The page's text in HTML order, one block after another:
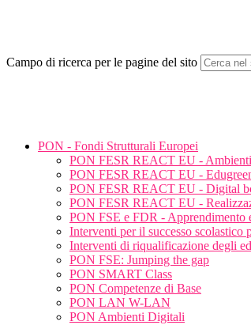
Campo di ricerca per le pagine del sito
PON - Fondi Strutturali Europei
PON FESR REACT EU -
PON FESR REACT EU -
PON FESR REACT EU - Digital
PON FESR REACT EU -
PON FSE e FDR - Apprendimento
Interventi per il successo scolastico
Interventi di riqualificazione degli
PON FSE: Jumping the gap
PON SMART Class
PON Competenze di Base
PON LAN W-LAN
PON Ambienti Digitali